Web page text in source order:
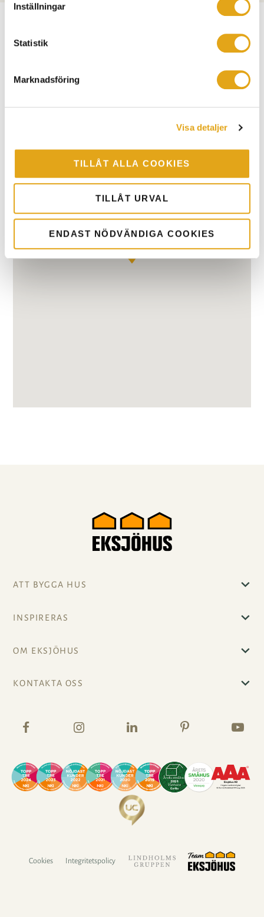
Inställningar
Statistik
Marknadsföring
Visa detaljer
TILLÅT ALLA COOKIES
TILLÅT URVAL
ENDAST NÖDVÄNDIGA COOKIES
Här ligger kontoret
ATT BYGGA HUS
INSPIRERAS
OM EKSJÖHUS
KONTAKTA OSS
Cookies Integritetspolicy